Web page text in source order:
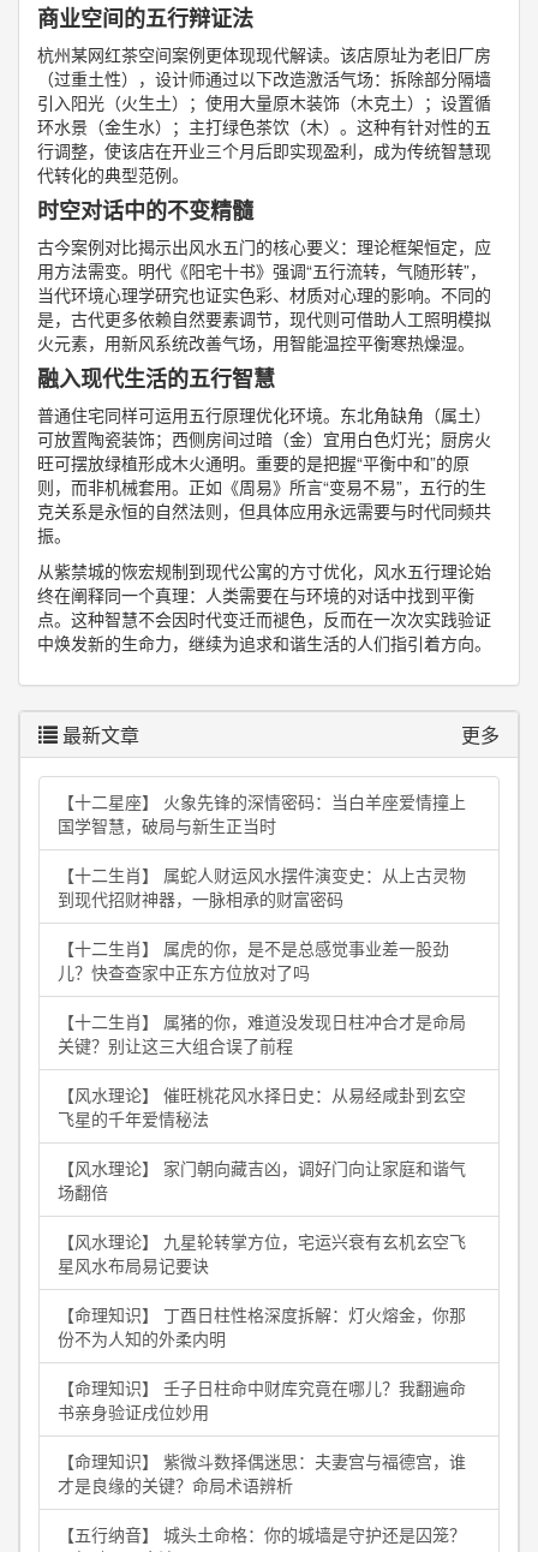
商业空间的五行辩证法
杭州某网红茶空间案例更体现现代解读。该店原址为老旧厂房
（过重土性），设计师通过以下改造激活气场：拆除部分隔墙
引入阳光（火生土）；使用大量原木装饰（木克土）；设置循
环水景（金生水）；主打绿色茶饮（木）。这种有针对性的五
行调整，使该店在开业三个月后即实现盈利，成为传统智慧现
代转化的典型范例。
时空对话中的不变精髓
古今案例对比揭示出风水五门的核心要义：理论框架恒定，应
用方法需变。明代《阳宅十书》强调“五行流转，气随形转”，
当代环境心理学研究也证实色彩、材质对心理的影响。不同的
是，古代更多依赖自然要素调节，现代则可借助人工照明模拟
火元素，用新风系统改善气场，用智能温控平衡寒热燥湿。
融入现代生活的五行智慧
普通住宅同样可运用五行原理优化环境。东北角缺角（属土）
可放置陶瓷装饰；西侧房间过暗（金）宜用白色灯光；厨房火
旺可摆放绿植形成木火通明。重要的是把握“平衡中和”的原
则，而非机械套用。正如《周易》所言“变易不易”，五行的生
克关系是永恒的自然法则，但具体应用永远需要与时代同频共
振。
从紫禁城的恢宏规制到现代公寓的方寸优化，风水五行理论始
终在阐释同一个真理：人类需要在与环境的对话中找到平衡
点。这种智慧不会因时代变迁而褪色，反而在一次次实践验证
中焕发新的生命力，继续为追求和谐生活的人们指引着方向。
最新文章 更多
【十二星座】 火象先锋的深情密码：当白羊座爱情撞上
国学智慧，破局与新生正当时
【十二生肖】 属蛇人财运风水摆件演变史：从上古灵物
到现代招财神器，一脉相承的财富密码
【十二生肖】 属虎的你，是不是总感觉事业差一股劲
儿？快查查家中正东方位放对了吗
【十二生肖】 属猪的你，难道没发现日柱冲合才是命局
关键？别让这三大组合误了前程
【风水理论】 催旺桃花风水择日史：从易经咸卦到玄空
飞星的千年爱情秘法
【风水理论】 家门朝向藏吉凶，调好门向让家庭和谐气
场翻倍
【风水理论】 九星轮转掌方位，宅运兴衰有玄机玄空飞
星风水布局易记要诀
【命理知识】 丁酉日柱性格深度拆解：灯火熔金，你那
份不为人知的外柔内明
【命理知识】 壬子日柱命中财库究竟在哪儿？我翻遍命
书亲身验证戌位妙用
【命理知识】 紫微斗数择偶迷思：夫妻宫与福德宫，谁
才是良缘的关键？命局术语辨析
【五行纳音】 城头土命格：你的城墙是守护还是囚笼？